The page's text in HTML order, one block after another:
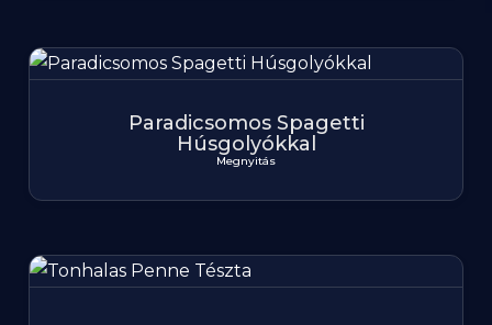
Paradicsomos Spagetti
Húsgolyókkal
Megnyitás